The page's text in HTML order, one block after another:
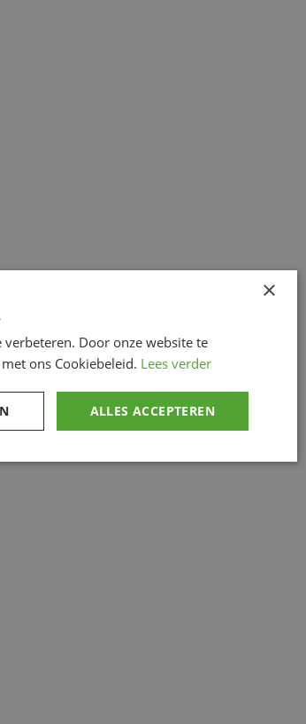
×
Door onze website te
ons Cookiebeleid. Lees verder
ALLES ACCEPTEREN